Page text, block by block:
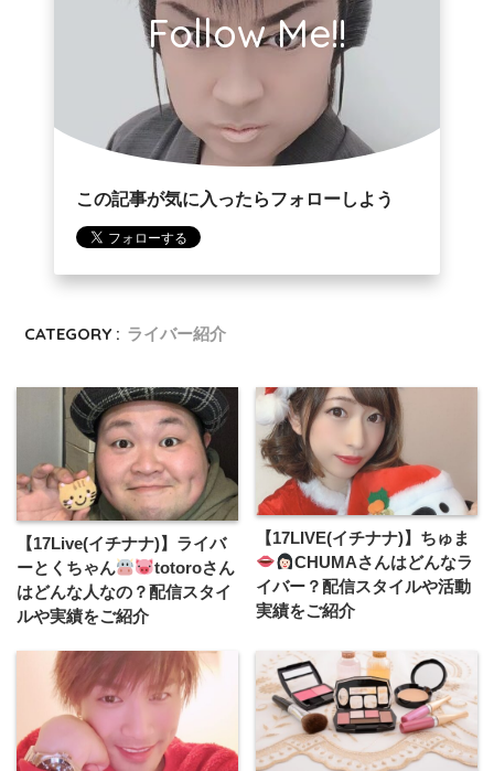
Follow Me!!
この記事が気に入ったらフォローしよう
CATEGORY : ライバー紹介
【17Live(イチナナ)】ライバ
ーとくちゃん
totoroさん
はどんな人なの？配信スタイ
ルや実績をご紹介
【17LIVE(イチナナ)】ちゅま
CHUMAさんはどんなラ
イバー？配信スタイルや活動
実績をご紹介